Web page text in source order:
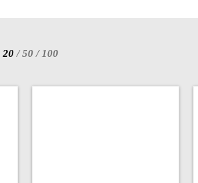
20 /50 / 100